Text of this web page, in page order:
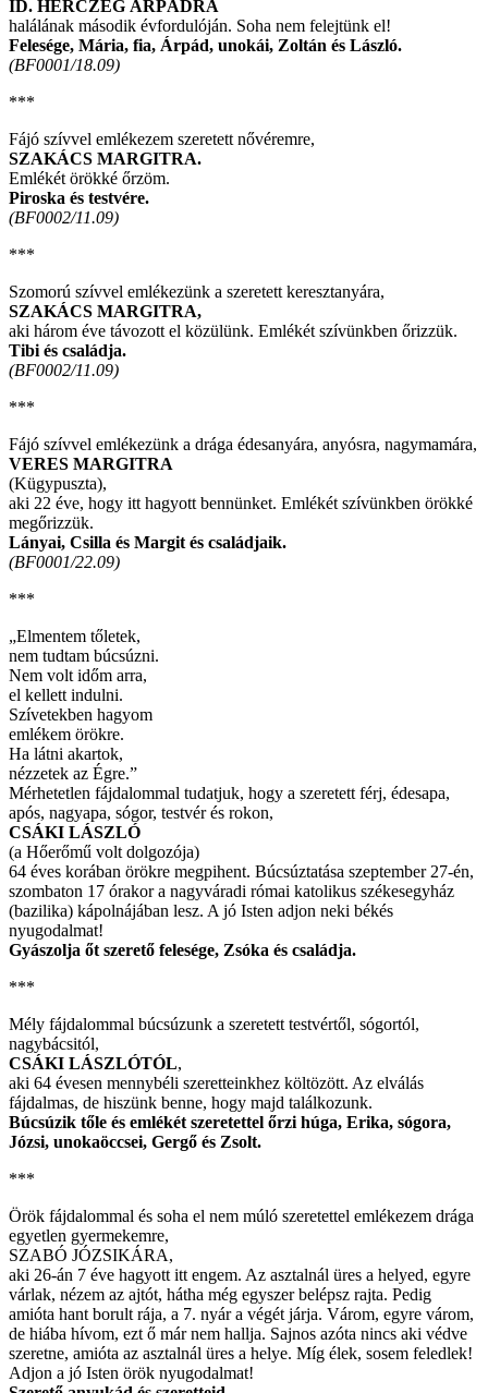
ID. HERCZEG ÁRPÁDRA
halálának második évfordulóján. Soha nem felejtünk el!
Felesége, Mária, fia, Árpád, unokái, Zoltán és László.
(BF0001/18.09)
***
Fájó szívvel emlékezem szeretett nővéremre,
SZAKÁCS MARGITRA.
Emlékét örökké őrzöm.
Piroska és testvére.
(BF0002/11.09)
***
Szomorú szívvel emlékezünk a szeretett keresztanyára,
SZAKÁCS MARGITRA,
aki három éve távozott el közülünk. Emlékét szívünkben őrizzük.
Tibi és családja.
(BF0002/11.09)
***
Fájó szívvel emlékezünk a drága édesanyára, anyósra, nagymamára,
VERES MARGITRA
(Kügypuszta),
aki 22 éve, hogy itt hagyott bennünket. Emlékét szívünkben örökké
megőrizzük.
Lányai, Csilla és Margit és családjaik.
(BF0001/22.09)
***
„Elmentem tőletek,
nem tudtam búcsúzni.
Nem volt időm arra,
el kellett indulni.
Szívetekben hagyom
emlékem örökre.
Ha látni akartok,
nézzetek az Égre.”
Mérhetetlen fájdalommal tudatjuk, hogy a szeretett férj, édesapa,
após, nagyapa, sógor, testvér és rokon,
CSÁKI LÁSZLÓ
(a Hőerőmű volt dolgozója)
64 éves korában örökre megpihent. Búcsúztatása szeptember 27-én,
szombaton 17 órakor a nagyváradi római katolikus székesegyház
(bazilika) kápolnájában lesz. A jó Isten adjon neki békés
nyugodalmat!
Gyászolja őt szerető felesége, Zsóka és családja.
***
Mély fájdalommal búcsúzunk a szeretett testvértől, sógortól,
nagybácsitól,
CSÁKI LÁSZLÓTÓL,
aki 64 évesen mennybéli szeretteinkhez költözött. Az elválás
fájdalmas, de hiszünk benne, hogy majd találkozunk.
Búcsúzik tőle és emlékét szeretettel őrzi húga, Erika, sógora,
Józsi, unokaöccsei, Gergő és Zsolt.
***
Örök fájdalommal és soha el nem múló szeretettel emlékezem drága
egyetlen gyermekemre,
SZABÓ JÓZSIKÁRA,
aki 26-án 7 éve hagyott itt engem. Az asztalnál üres a helyed, egyre
várlak, nézem az ajtót, hátha még egyszer belépsz rajta. Pedig
amióta hant borult rája, a 7. nyár a végét járja. Várom, egyre várom,
de hiába hívom, ezt ő már nem hallja. Sajnos azóta nincs aki védve
szeretne, amióta az asztalnál üres a helye. Míg élek, sosem feledlek!
Adjon a jó Isten örök nyugodalmat!